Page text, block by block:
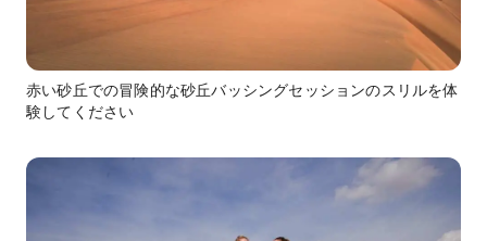
赤い砂丘での冒険的な砂丘バッシングセッションのスリルを体
験してください